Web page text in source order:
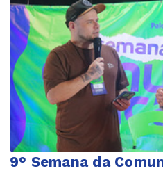
9° Semana da